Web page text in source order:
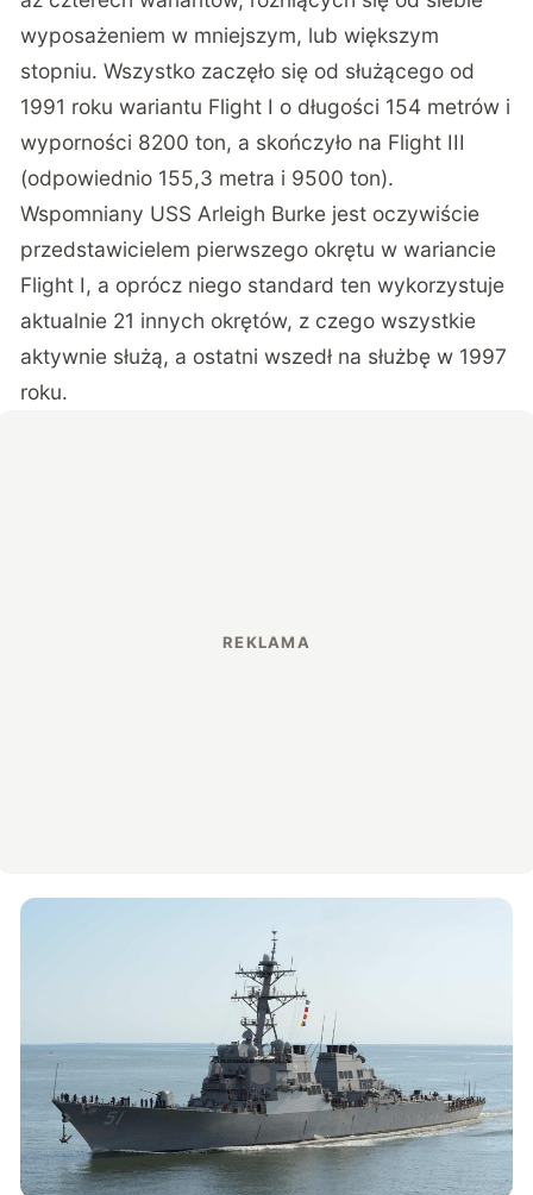
wyposażeniem w mniejszym, lub większym
stopniu. Wszystko zaczęło się od służącego od
1991 roku wariantu Flight I o długości 154 metrów i
wyporności 8200 ton, a skończyło na Flight III
(odpowiednio 155,3 metra i 9500 ton).
Wspomniany USS Arleigh Burke jest oczywiście
przedstawicielem pierwszego okrętu w wariancie
Flight I, a oprócz niego standard ten wykorzystuje
aktualnie 21 innych okrętów, z czego wszystkie
aktywnie służą, a ostatni wszedł na służbę w 1997
roku.